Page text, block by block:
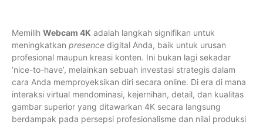
Memilih Webcam 4K adalah langkah signifikan untuk
meningkatkan presence digital Anda, baik untuk urusan
profesional maupun kreasi konten. Ini bukan lagi sekadar
‘nice-to-have’, melainkan sebuah investasi strategis dalam
cara Anda memproyeksikan diri secara online. Di era di mana
interaksi virtual mendominasi, kejernihan, detail, dan kualitas
gambar superior yang ditawarkan 4K secara langsung
berdampak pada persepsi profesionalisme dan nilai produksi